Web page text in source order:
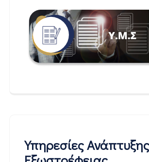
Υπηρεσίες